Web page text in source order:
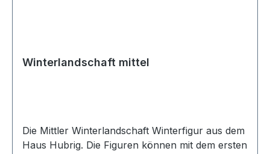
Winterlandschaft mittel
Die Mittler Winterlandschaft Winterfigur aus dem
Haus Hubrig. Die Figuren können mit dem ersten